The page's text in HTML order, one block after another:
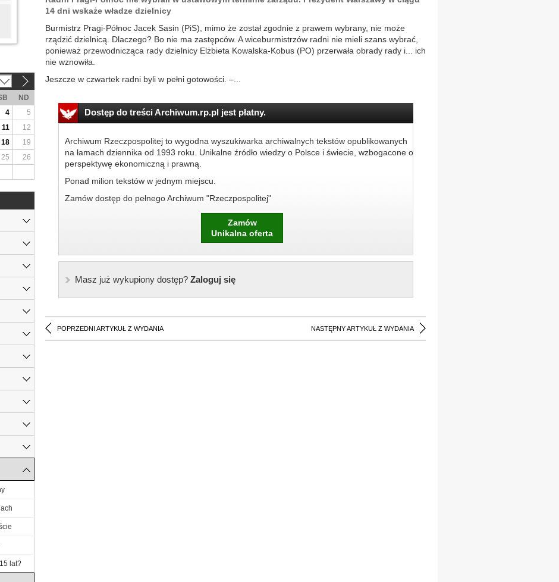
14 dni wskaże władze dzielnicy
Burmistrz Pragi-Północ Jacek Sasin (PiS), mimo że został zgodnie z prawem wybrany, nie może
rządzić dzielnicą. Dlaczego? Bo nie ma zastępców. A wiceburmistrzów radni nie mieli szans wybrać,
ponieważ przewodnicząca rady dzielnicy Elżbieta Kowalska-Kobus (PO) przerwała obrady rady i... ich
nie wznowiła.
Jeszcze w czwartek radni byli w pełni gotowości. –...
Dostęp do treści Archiwum.rp.pl jest płatny.
Archiwum Rzeczpospolitej to wygodna wyszukiwarka archiwalnych tekstów opublikowanych
na łamach dziennika od 1993 roku. Unikalne źródło wiedzy o Polsce i świecie, wzbogacone o
perspektywę ekonomiczną i prawną.
Ponad milion tekstów w jednym miejscu.
Zamów dostęp do pełnego Archiwum "Rzeczpospolitej"
Zamów
Unikalna oferta
Masz już wykupiony dostęp?Zaloguj się
POPRZEDNI ARTYKUŁ Z WYDANIA NASTĘPNY ARTYKUŁ Z WYDANIA
ND
4
5
11
12
18
19
25
26
lat?